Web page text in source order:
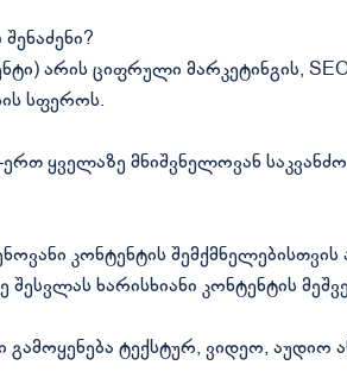
არის ციფრული მარკეტინგის,
სფეროს.
ყველაზე მნიშვნელოვან
კონტენტის შემქმნელებისთვის
ხარისხიანი კონტენტის
ტექსტურ, ვიდეო,